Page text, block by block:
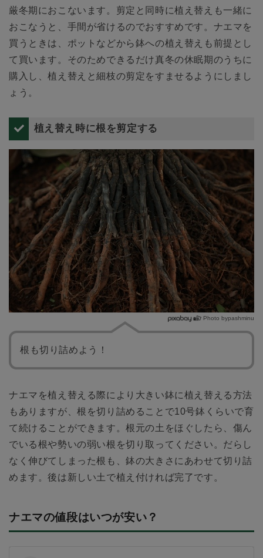
厳冬期におこないます。剪定と同時に植え替えも一緒に
おこなうと、手間が省けるのでおすすめです。ナエマを
買うときは、ポットなどから鉢への植え替えも前提とし
て買います。そのためできるだけ真冬の休眠期のうちに
購入し、植え替えと細枝の剪定をすませるようにしまし
ょう。
植え替え時に根を剪定する
Photo bypashminu
根も切り詰めよう！
ナエマを植え替える際により大きい鉢に植え替える方法
もありますが、根を切り詰めることで10号鉢くらいで育
て続けることができます。根元の土をほぐしたら、傷ん
でいる根や勢いの弱い根を切り取ってください。だらし
なく伸びてしまった根も、鉢の大きさにあわせて切り詰
めます。後は新しい土で植え付ければ完了です。
ナエマの値段はいつが安い？